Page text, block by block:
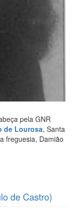
pela GNR
de Lourosa, Santa
freguesia, Damião
de Castro)